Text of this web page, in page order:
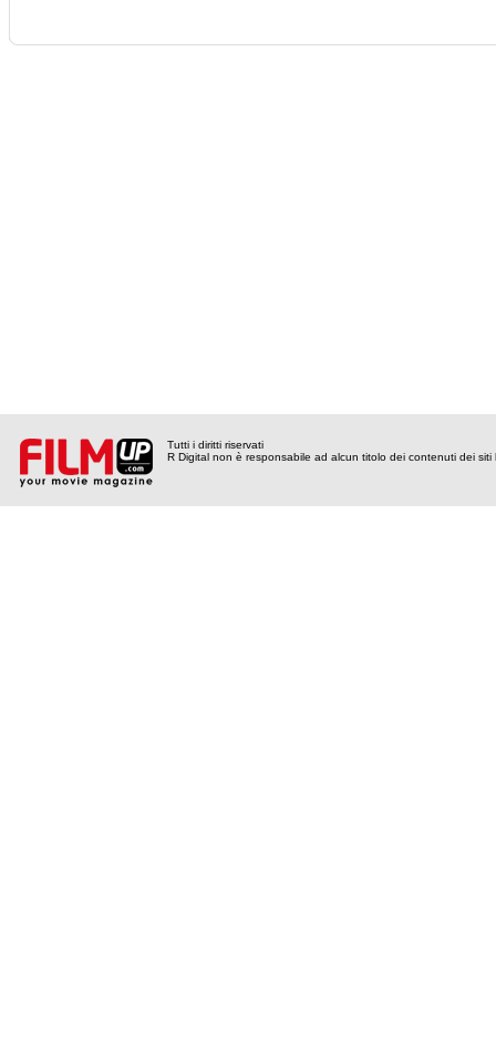
Tutti i diritti riservati
R Digital non è responsabile ad alcun titolo dei contenuti dei siti